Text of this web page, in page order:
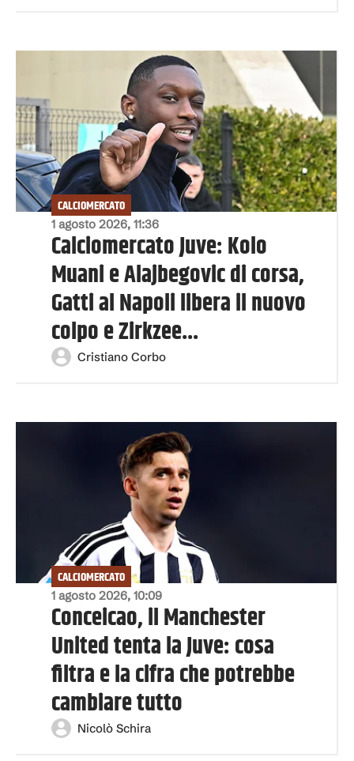
1 agosto 2026, 11:36
CALCIOMERCATO
Calciomercato Juve: Kolo
Muani e Alajbegovic di corsa,
Gatti al Napoli libera il nuovo
colpo e Zirkzee...
Cristiano Corbo
1 agosto 2026, 10:09
CALCIOMERCATO
Conceicao, il Manchester
United tenta la Juve: cosa
filtra e la cifra che potrebbe
cambiare tutto
Nicolò Schira